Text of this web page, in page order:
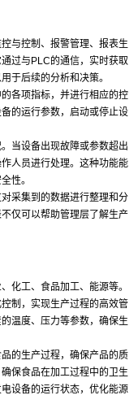
与控制、报警管理、报表生
过与PLC的通信，实时获取
于后续的分析和决策。
各项指标，并进行相应的控
的运行参数，启动或停止设
当设备出现故障或参数超出
人员进行处理。这种功能能
性。
采集到的数据进行整理和分
仅可以帮助管理层了解生产
化工、食品加工、能源等。
制，实现生产过程的高效管
温度、压力等参数，确保生
的生产过程，确保产品的质
保食品在加工过程中的卫生
设备的运行状态，优化能源